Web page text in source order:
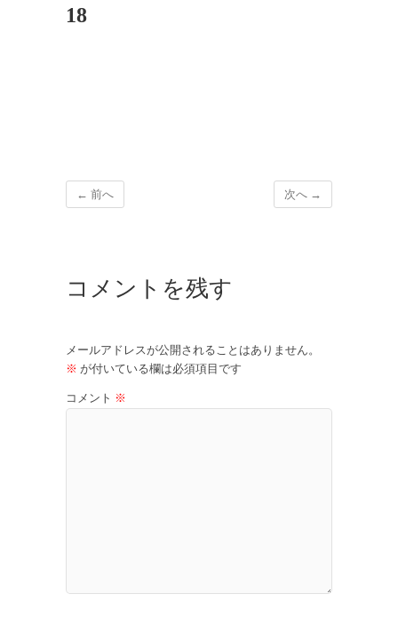
18
← 前へ 次へ →
コメントを残す
メールアドレスが公開されることはありません。
※ が付いている欄は必須項目です
コメント ※